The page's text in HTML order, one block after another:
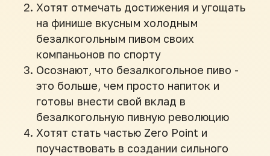
Хотят отмечать достижения и угощать
на финише вкусным холодным
безалкогольным пивом своих
компаньонов по спорту
Осознают, что безалкогольное пиво -
это больше, чем просто напиток и
готовы внести свой вклад в
безалкогольную пивную революцию
Хотят стать частью Zero Point и
поучаствовать в создании сильного